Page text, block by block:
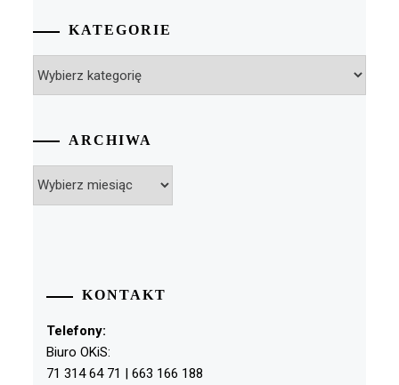
KATEGORIE
ARCHIWA
KONTAKT
Telefony:
Biuro OKiS:
71 314 64 71 | 663 166 188